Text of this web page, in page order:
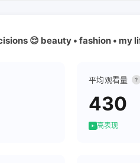
😌 beauty • fashion •
平均观看量 ?
430
高表现